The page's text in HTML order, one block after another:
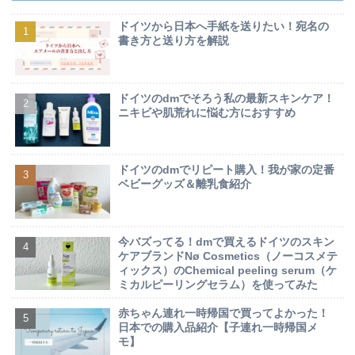
ドイツから日本へ手紙を送りたい！宛名の
書き方と送り方を解説
ドイツのdmでそろう私の最新スキンケア！
ニキビや肌荒れに悩む方におすすめ
ドイツのdmでリピート購入！我が家の定番
ベビーグッズ＆離乳食紹介
今バズってる！dmで買えるドイツのスキン
ケアブランドNø Cosmetics（ノーコスメテ
ィックス）のChemical peeling serum（ケ
ミカルピーリングセラム）を使ってみた
赤ちゃん連れ一時帰国で買ってよかった！
日本での購入品紹介【子連れ一時帰国メ
モ】